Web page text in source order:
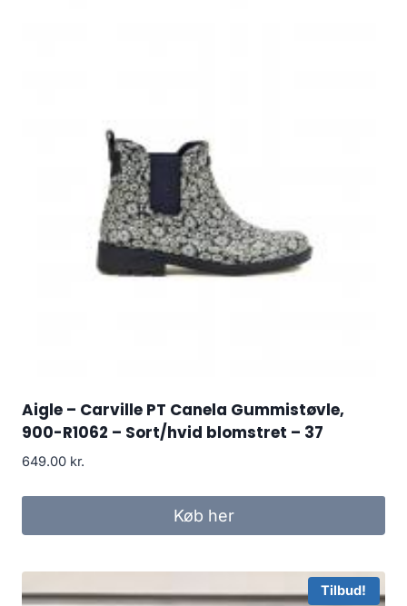
Aigle – Carville PT Canela Gummistøvle,
900-R1062 – Sort/hvid blomstret – 37
649.00 kr.
Køb her
Tilbud!